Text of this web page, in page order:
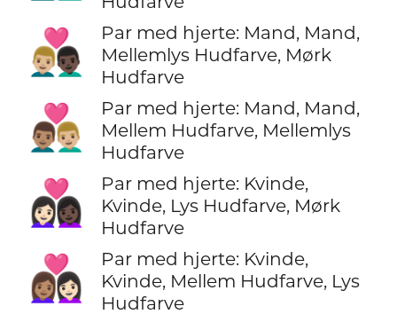
👨🏼‍❤️‍👨🏿
Par med hjerte: Mand, Mand,
Mellemlys Hudfarve, Mørk
Hudfarve
👨🏽‍❤️‍👨🏼
Par med hjerte: Mand, Mand,
Mellem Hudfarve, Mellemlys
Hudfarve
👩🏻‍❤️‍👩🏿
Par med hjerte: Kvinde,
Kvinde, Lys Hudfarve, Mørk
Hudfarve
👩🏽‍❤️‍👩🏻
Par med hjerte: Kvinde,
Kvinde, Mellem Hudfarve, Lys
Hudfarve